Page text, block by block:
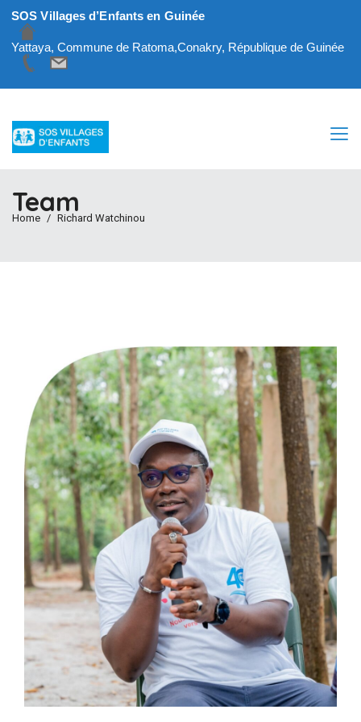
SOS Villages d’Enfants en Guinée
Yattaya, Commune de Ratoma,Conakry, République de Guinée
Team
Home Richard Watchinou